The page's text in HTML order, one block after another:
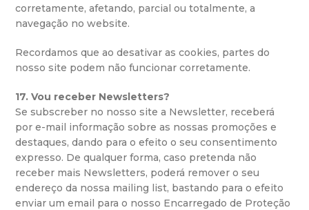
corretamente, afetando, parcial ou totalmente, a
navegação no website.
Recordamos que ao desativar as cookies, partes do
nosso site podem não funcionar corretamente.
17. Vou receber Newsletters?
Se subscreber no nosso site a Newsletter, receberá
por e-mail informação sobre as nossas promoções e
destaques, dando para o efeito o seu consentimento
expresso. De qualquer forma, caso pretenda não
receber mais Newsletters, poderá remover o seu
endereço da nossa mailing list, bastando para o efeito
enviar um email para o nosso Encarregado de Proteção